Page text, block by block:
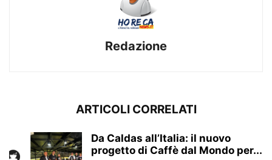
Redazione
ARTICOLI CORRELATI
Da Caldas all’Italia: il nuovo
progetto di Caffè dal Mondo per...